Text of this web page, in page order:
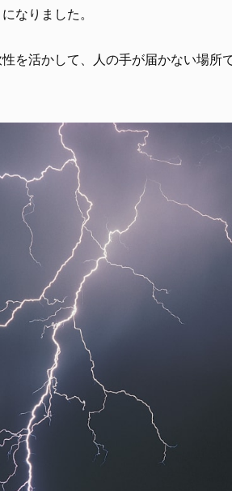
なりました。
を活かして、人の手が届かない場所